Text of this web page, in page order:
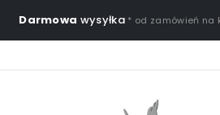
Darmowa wysyłka * od zamówień na